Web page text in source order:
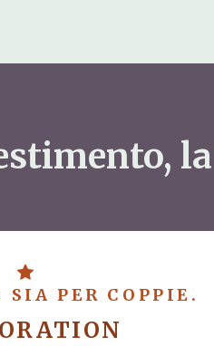
SIA PER COPPIE.